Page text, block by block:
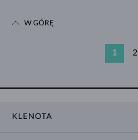
1 2
W GÓRĘ
KLENOTA